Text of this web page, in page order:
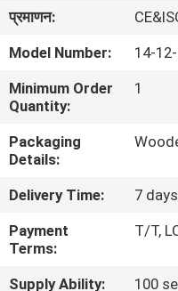
हमारे
में
भ्रमण
प्रमाणन:
Model Number:
14-
Minimum Order
Quantity:
1
Packaging
Details:
Delivery Time:
7 days
Payment
Terms:
T/T,
Supply Ability:
100